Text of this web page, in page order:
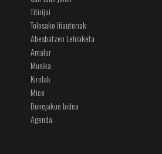
Titirijai
Tolosako Iñauteriak
Abesbatzen Lehiaketa
Amalur
Musika
Kirolak
Mice
Donejakue bidea
Agenda